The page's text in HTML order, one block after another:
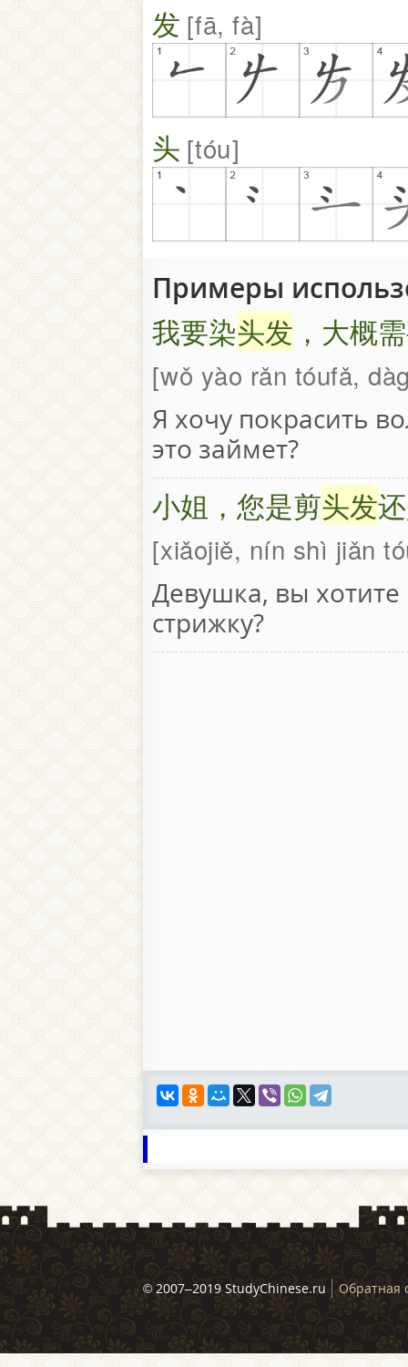
发 fā, fà
头 tóu
Примеры
我要染头发 ，大概
wǒ yào rǎn tóufǎ,
Я хочу покрасить
это займет?
小姐，您是剪头发
xiǎojiě, nín shì jiǎn
Девушка, вы
стрижку?
© 2007–2019 StudyChinese.ru Обратная